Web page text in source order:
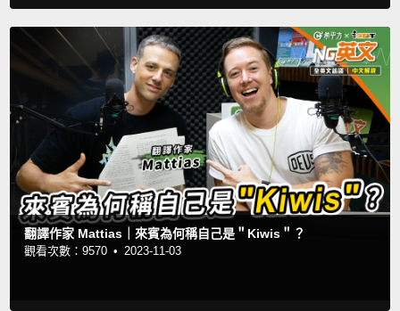
翻譯作家 Mattias｜來賓為何稱自己是＂Kiwis＂？
觀看次數：9570 •2023-11-03